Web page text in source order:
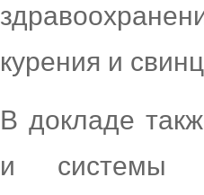
курения и
В докладе
и системы